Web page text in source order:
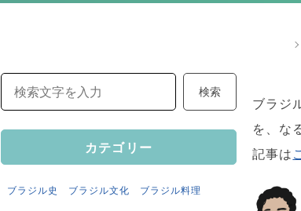
ブラジ
を、な
記事は
検索
カテゴリー
ブラジル史 ブラジル文化 ブラジル料理